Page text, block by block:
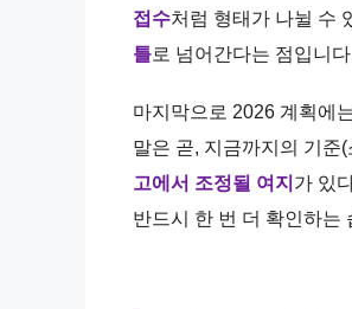
접수처럼 형태가 나뉠 수
틀로 넘어간다는 점입니
마지막으로 2026 계획에
말은 곧, 지금까지의 기준(
고에서 조정될 여지가 있
반드시 한 번 더 확인하는